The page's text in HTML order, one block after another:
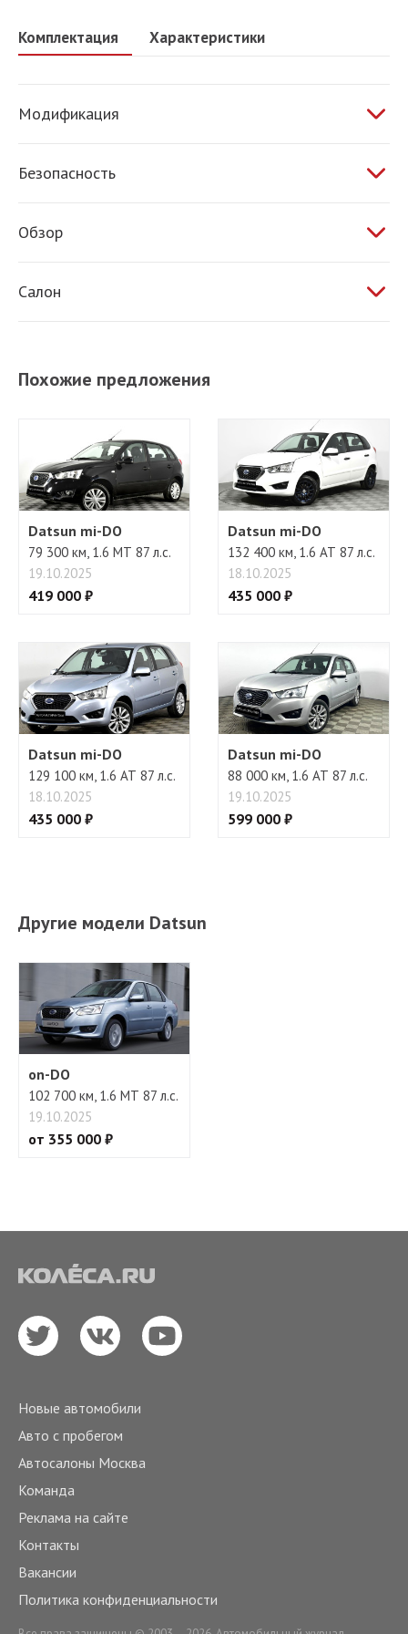
Комплектация Характеристики
Модификация
Безопасность
Обзор
Салон
Бортовой компьютер
Регулировка руля
Похожие предложения
Datsun mi-DO
79 300 км, 1.6 МТ 87 л.с.
19.10.2025
419 000 ₽
Datsun mi-DO
132 400 км, 1.6 АТ 87 л.с.
18.10.2025
435 000 ₽
Datsun mi-DO
129 100 км, 1.6 АТ 87 л.с.
18.10.2025
435 000 ₽
Datsun mi-DO
88 000 км, 1.6 АТ 87 л.с.
19.10.2025
599 000 ₽
Другие модели Datsun
on-DO
102 700 км, 1.6 МТ 87 л.с.
19.10.2025
от 355 000 ₽
Новые автомобили
Авто с пробегом
Автосалоны Москва
Команда
Реклама на сайте
Контакты
Вакансии
Политика конфиденциальности